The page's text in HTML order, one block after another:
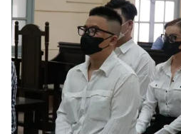
THỜI BÁO VTV
Theo dõi báo trên
Cơ quan chủ quản:Đài Truyền hình
Cơ quan báo chí: Thời báo VTV